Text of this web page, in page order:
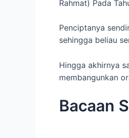
Rahmat) Pada
Penciptanya
sehingga beliau
Hingga akhirnya
membangunkan
Bacaan